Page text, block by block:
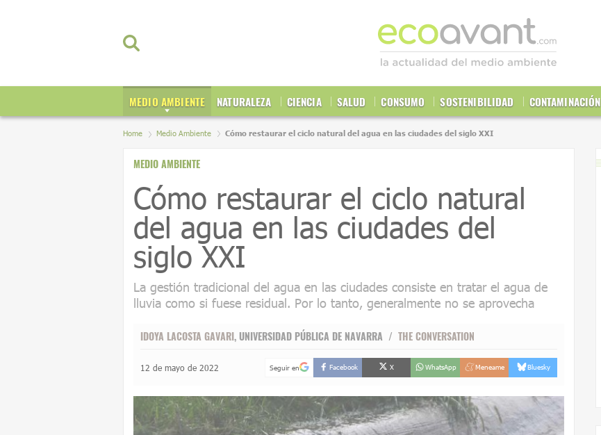
MEDIO AMBIENTE NATURALEZA CIENCIA SALUD CONSUMO SOSTENIBILIDAD CONTAMINACIÓN
Home Medio Ambiente Cómo restaurar el ciclo natural del agua en las ciudades del siglo XXI
MEDIO AMBIENTE
Cómo restaurar el ciclo natural
del agua en las ciudades del
siglo XXI
La gestión tradicional del agua en las ciudades consiste en tratar el agua de
lluvia como si fuese residual. Por lo tanto, generalmente no se aprovecha
IDOYA LACOSTA GAVARI, UNIVERSIDAD PÚBLICA DE NAVARRA / THE CONVERSATION
12 de mayo de 2022 Seguir en Facebook X WhatsApp Meneame Bluesky